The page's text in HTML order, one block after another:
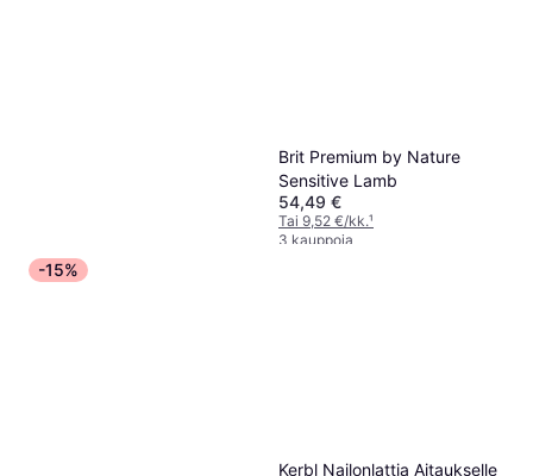
Brit Premium by Nature
Sensitive Lamb
54,49 €
Tai 9,52 €/kk.¹
3 kauppoja
-15%
Kerbl Nailonlattia Aitaukselle